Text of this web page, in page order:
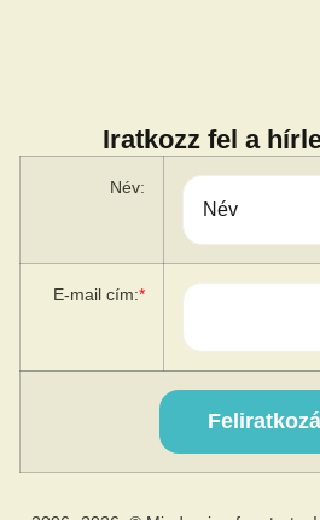
Iratkozz fel a
Név:
E-mail cím:*